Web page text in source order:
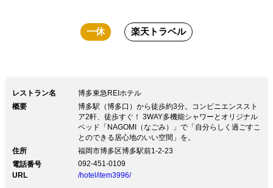
一休 楽天トラベル
レストラン名
博多東急REIホテル
概要
博多駅（博多口）から徒歩約3分。コンビニエンススト
ア2軒、徒歩すぐ！ 3WAY多機能シャワーとオリジナル
ベッド「NAGOMI（なごみ）」で「自分らしく過ごすこ
とのできる居心地のいい空間」を。
住所
福岡市博多区博多駅前1-2-23
電話番号
092-451-0109
URL
/hotel/item3996/